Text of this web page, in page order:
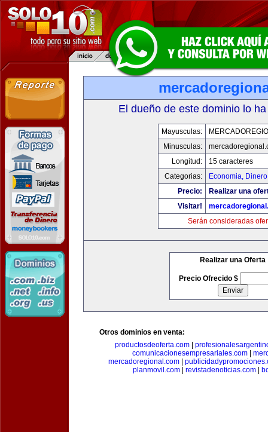
El dueño de este dominio lo
Mayusculas:
Minusculas:
Longitud:
15 caracteres
Categorias:
Economia,
Precio:
Realizar una
Visitar!
Serán consideradas
Realizar una Oferta
Precio Ofrecido $
Otros dominios en venta:
productosdeoferta.com|
comunicacionesempresariales.com
mercadoregional.com
planmovil.com| revistadenoticias.com|